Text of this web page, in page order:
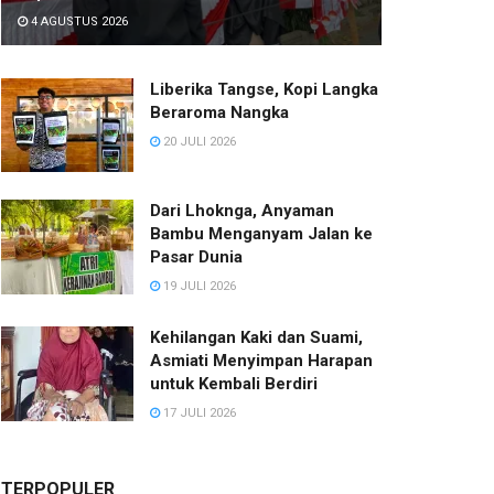
4 AGUSTUS 2026
Liberika Tangse, Kopi Langka
Beraroma Nangka
20 JULI 2026
Dari Lhoknga, Anyaman
Bambu Menganyam Jalan ke
Pasar Dunia
19 JULI 2026
Kehilangan Kaki dan Suami,
Asmiati Menyimpan Harapan
untuk Kembali Berdiri
17 JULI 2026
TERPOPULER